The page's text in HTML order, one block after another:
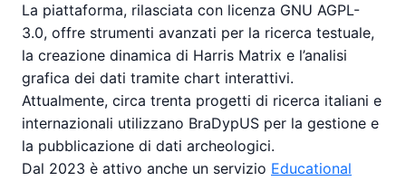
La piattaforma, rilasciata con licenza GNU AGPL-
3.0, offre strumenti avanzati per la ricerca testuale,
la creazione dinamica di Harris Matrix e l’analisi
grafica dei dati tramite chart interattivi.
Attualmente, circa trenta progetti di ricerca italiani e
internazionali utilizzano BraDypUS per la gestione e
la pubblicazione di dati archeologici.
Dal 2023 è attivo anche un servizio Educational